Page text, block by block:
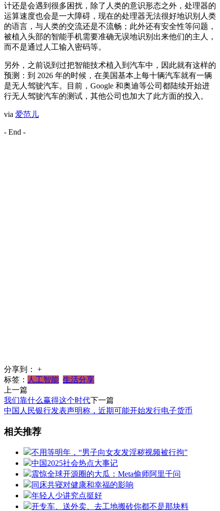
计还是会遇到很多困扰，除了人类的意识形态之外，处理器的
运算速度也会是一大障碍，现在的处理器无法很好地识别人类
的语言，与人类的交流还是不流畅；此外还有安全性等问题，
被植入头部的智能手机需要准确无误地识别出来他们的主人，
而不是通过人工输入密码等。
另外，之前说到过把智能技术植入到汽车中，因此就有这样的
预测：到 2026 年的时候，在美国基本上每十辆汽车就有一辆
是无人驾驶汽车。目前，Google 和奥迪等公司都陆续开始进
行无人驾驶汽车的测试，其他公司也加大了此方面的投入。
via 爱范儿
- End -
分享到：
+
标签：
人工智能 生活分享
上一篇
我们靠什么赢得这个时代下一篇
中国人民银行发表声明称，近期可能开始发行电子货币
相关推荐
不用等明年，“男子向女友发淫秽视频被行拘”
中国2025社会热点大事记
震惊全球开源圈的大瓜：Meta偷师阿里千问
同床共寝对健康和幸福的影响
年轻人少讲究点挺好
开专车、送外卖、去工地搬砖你都不是那块料